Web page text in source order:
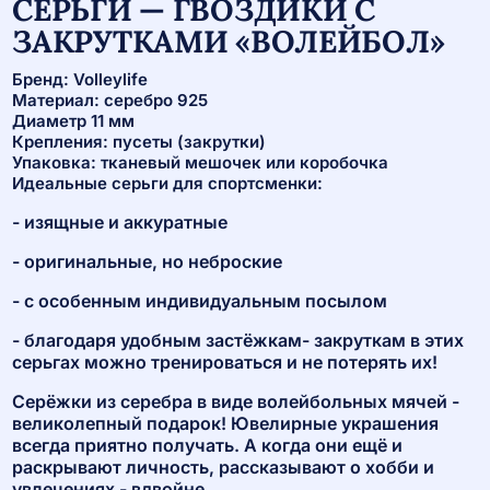
СЕРЬГИ — ГВОЗДИКИ С
ЗАКРУТКАМИ «ВОЛЕЙБОЛ»
Бренд: Volleylife
Материал: серебро 925
Диаметр 11 мм
Крепления: пусеты (закрутки)
Упаковка: тканевый мешочек или коробочка
Идеальные серьги для спортсменки:
- изящные и аккуратные
- оригинальные, но неброские
- с особенным индивидуальным посылом
- благодаря удобным застёжкам- закруткам в этих
серьгах можно тренироваться и не потерять их!
Серёжки из серебра в виде волейбольных мячей -
великолепный подарок! Ювелирные украшения
всегда приятно получать. А когда они ещё и
раскрывают личность, рассказывают о хобби и